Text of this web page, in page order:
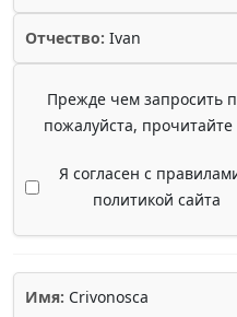
Отчество: Ivan
Прежде чем запросить
пожалуйста, прочитайте
Я согласен с
политикой сайта
Имя: Crivonosca